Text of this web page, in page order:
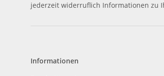
jederzeit widerruflich Informationen zu
Informationen